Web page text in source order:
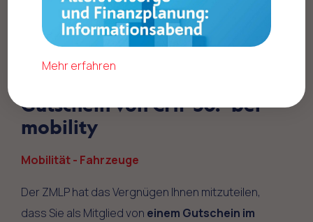
Die ZMLP-Mitglieder
Gutschein von CHF 30.- bei
mobility
Mobilität - Fahrzeuge
Der ZMLP hat das Vergnügen Ihnen mitzuteilen,
dass Sie als Mitglied von einem Gutschein im
Mehr erfahren